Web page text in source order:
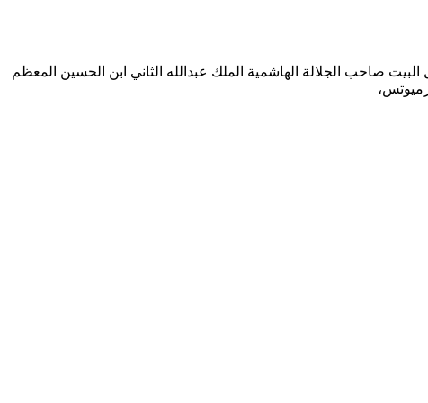
صاحب الجلالة الهاشمية الملك عبدالله الثاني ابن الحسين المعظم